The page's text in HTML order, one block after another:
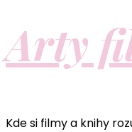
Arty
Kde si filmy a knihy